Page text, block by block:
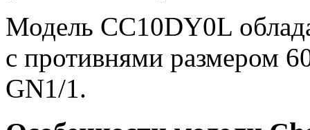
Модель CC10DY0L
с противнями размером
GN1/1.